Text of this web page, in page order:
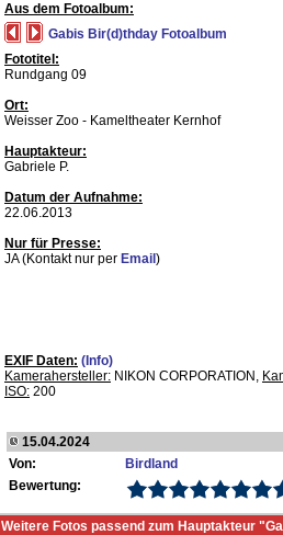
Aus dem Fotoalbum:
Gabis Bir(d)thday Fotoalbum
Fototitel:
Rundgang 09
Ort:
Weisser Zoo - Kameltheater Kernhof
Hauptakteur:
Gabriele P.
Datum der Aufnahme:
22.06.2013
Nur für Presse:
JA (Kontakt nur per Email )
EXIF Daten: (Info)
Kamerahersteller: NIKON CORPORATION,
ISO: 200
15.04.2024
Von:
Birdland
Bewertung:
Weitere Fotos passend zum Hauptakteur